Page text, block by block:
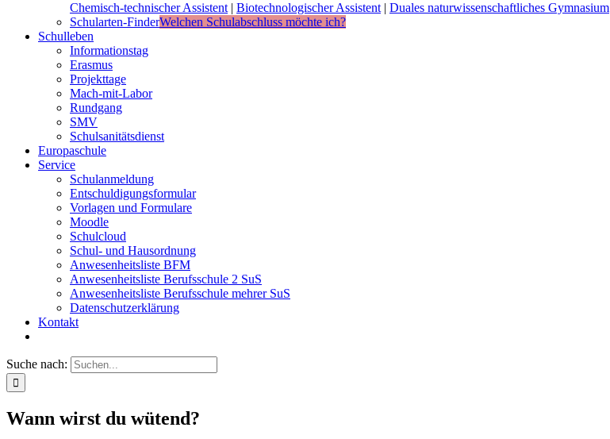
Chemisch-technischer Assistent | Biotechnologischer Assistent | Duales naturwissenschaftliches Gymnasium
Schularten-FinderWelchen Schulabschluss möchte ich?
Schulleben
Informationstag
Erasmus
Projekttage
Mach-mit-Labor
Rundgang
SMV
Schulsanitätsdienst
Europaschule
Service
Schulanmeldung
Entschuldigungsformular
Vorlagen und Formulare
Moodle
Schulcloud
Schul- und Hausordnung
Anwesenheitsliste BFM
Anwesenheitsliste Berufsschule 2 SuS
Anwesenheitsliste Berufsschule mehrer SuS
Datenschutzerklärung
Kontakt
Suche nach:
Wann wirst du wütend?